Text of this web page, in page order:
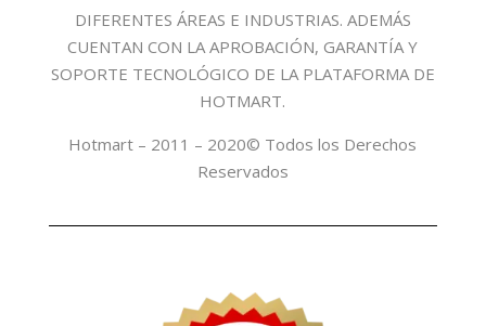
DIFERENTES ÁREAS E INDUSTRIAS. ADEMÁS
CUENTAN CON LA APROBACIÓN, GARANTÍA Y
SOPORTE TECNOLÓGICO DE LA PLATAFORMA DE
HOTMART.
Hotmart – 2011 – 2020© Todos los Derechos
Reservados